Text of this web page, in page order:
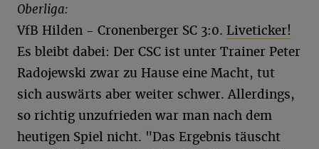
Oberliga:
VfB Hilden - Cronenberger SC 3:0. Liveticker!
Es bleibt dabei: Der CSC ist unter Trainer Peter
Radojewski zwar zu Hause eine Macht, tut
sich auswärts aber weiter schwer. Allerdings,
so richtig unzufrieden war man nach dem
heutigen Spiel nicht. "Das Ergebnis täuscht